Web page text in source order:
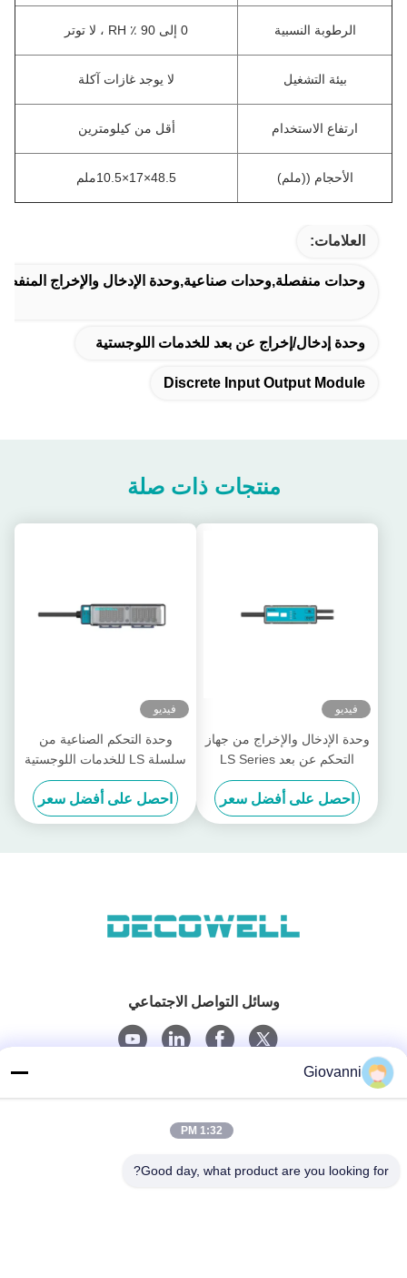
الرطوبة النسبية 0 إلى 90 ٪ RH ، لا توتر
بيئة التشغيل لا يوجد غازات آكلة
ارتفاع الاستخدام أقل من كيلومترين
الأحجام ((ملم) 48.5×17×10.5ملم
العلامات:
وحدات منفصلة,وحدات صناعية,وحدة الإدخال والإخراج المنفصلة
وحدة إدخال/إخراج عن بعد للخدمات اللوجستية
Discrete Input Output Module
منتجات ذات صلة
فيديو
وحدة الإدخال والإخراج من جهاز
التحكم عن بعد LS Series
Logistics Communication LS-
1DI1DO-P1TS
احصل على أفضل سعر
فيديو
وحدة التحكم الصناعية من
سلسلة LS للخدمات اللوجستية
بعيدة المنعزلة LS-4DI4DO-
P2FS
احصل على أفضل سعر
وسائل التواصل الاجتماعي
البريد الإلكتروني
Giovanni
1:32 PM
Good day, what product are you looking for?